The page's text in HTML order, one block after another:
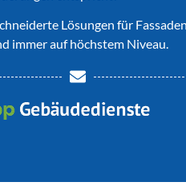
Lösungen für
immer auf höchstem Niveau.